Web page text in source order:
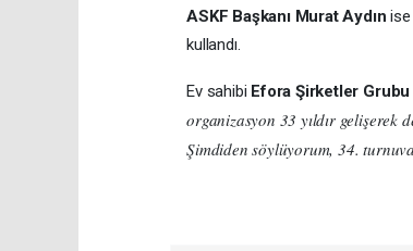
ASKF Başkanı Murat Aydın ise
kullandı.
Ev sahibi Efora Şirketler
organizasyon 33 yıldır gelişerek
Şimdiden söylüyorum, 34.